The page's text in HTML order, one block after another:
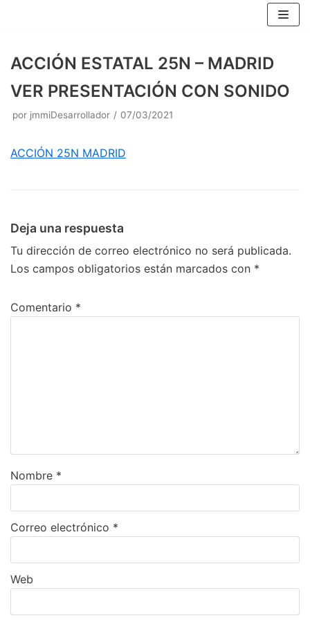
contenido
ACCIÓN ESTATAL 25N – MADRID
VER PRESENTACIÓN CON SONIDO
por jmmiDesarrollador 07/03/2021
ACCIÓN 25N MADRID
Deja una respuesta
Tu dirección de correo electrónico no será publicada.
Los campos obligatorios están marcados con *
Comentario *
Nombre *
Correo electrónico *
Web